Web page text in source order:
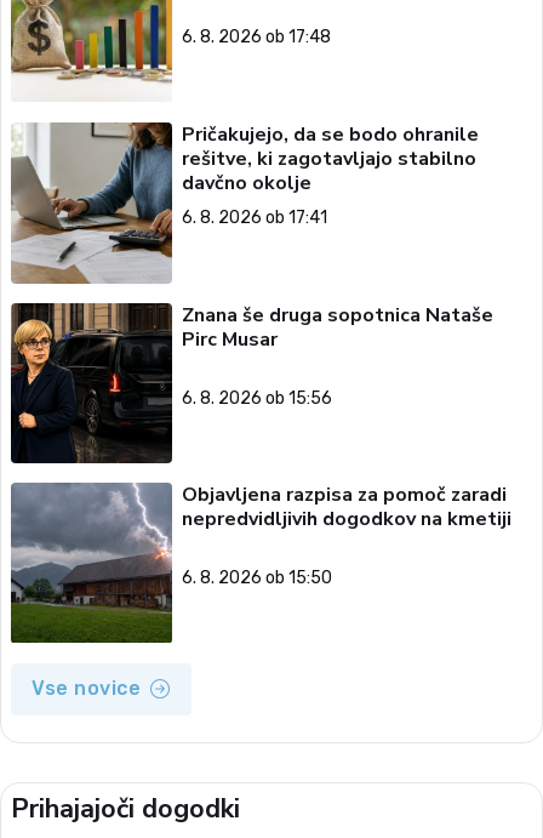
6. 8. 2026 ob 17:48
Pričakujejo, da se bodo ohranile
rešitve, ki zagotavljajo stabilno
davčno okolje
6. 8. 2026 ob 17:41
Znana še druga sopotnica Nataše
Pirc Musar
6. 8. 2026 ob 15:56
Objavljena razpisa za pomoč zaradi
nepredvidljivih dogodkov na kmetiji
6. 8. 2026 ob 15:50
Vse novice
Prihajajoči dogodki